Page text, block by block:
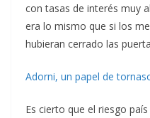
con tasas de interés muy
era lo mismo que si los
hubieran cerrado las
Adorni, un papel de
Es cierto que el riesgo